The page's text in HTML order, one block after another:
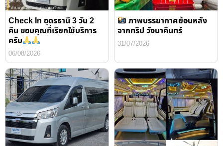
Check In อุดรธานี 3 วัน 2
คืน ขอบคุณที่เรียกใช้บริการ
ครับ
06/08/2026
ภาพบรรยากาศย้อนหลัง
จากทริป วังนาคินทร์
31/07/2026